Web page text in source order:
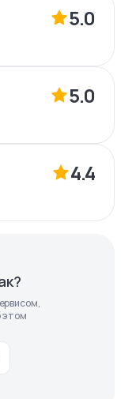
5.0
5.0
4.4
этом